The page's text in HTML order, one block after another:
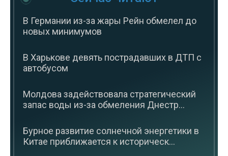
В Германии из-за жары Рейн обмелел до
новых минимумов
В Харькове девять пострадавших в ДТП с
автобусом
Молдова задействовала стратегический
запас воды из-за обмеления Днестр...
Бурное развитие солнечной энергетики в
Китае приближается к историческ...